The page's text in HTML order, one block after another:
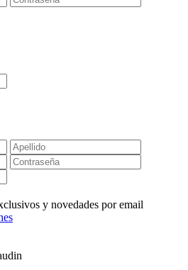
y novedades por email